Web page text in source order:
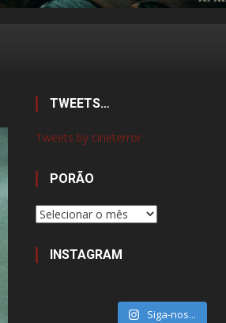
TWEETS…
Tweets by cineterror
PORÃO
Porão
INSTAGRAM
Siga-nos...